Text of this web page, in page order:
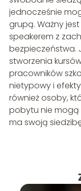
jednocześnie
grupą. Ważny
speakerem z
bezpieczeństwa.
stworzenia
pracowników
nietypowy i
również osoby,
pobytu nie mogą
ma swoją